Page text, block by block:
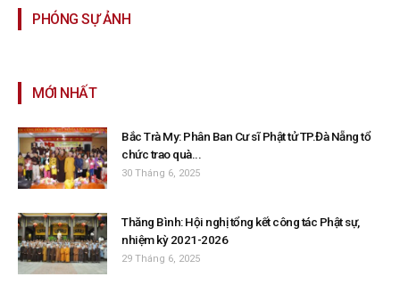
PHÓNG SỰ ẢNH
MỚI NHẤT
Bắc Trà My: Phân Ban Cư sĩ Phật tử TP.Đà Nẵng tổ
chức trao quà...
30 Tháng 6, 2025
Thăng Bình: Hội nghị tổng kết công tác Phật sự,
nhiệm kỳ 2021-2026
29 Tháng 6, 2025